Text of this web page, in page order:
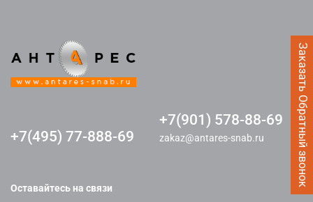
Заказать Обратный звонок
+7(495) 77-888-69
+7(901) 578-88-69
zakaz@antares-snab.ru
Оставайтесь на связи